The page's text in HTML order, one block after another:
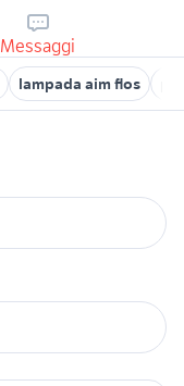
Messaggi
lampada aim flos